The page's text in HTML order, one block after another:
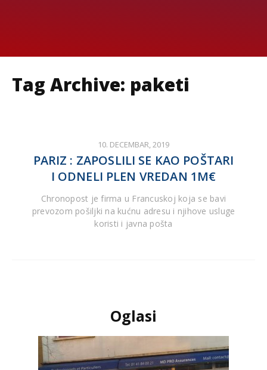
Tag Archive: paketi
10. DECEMBAR, 2019
PARIZ : ZAPOSLILI SE KAO POŠTARI
I ODNELI PLEN VREDAN 1M€
Chronopost je firma u Francuskoj koja se bavi
prevozom pošiljki na kućnu adresu i njihove usluge
koristi i javna pošta
Oglasi